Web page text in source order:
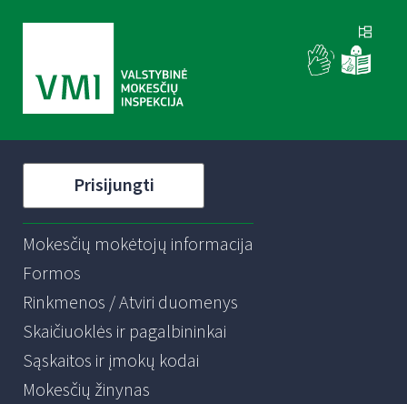
Prisijungti
Mokesčių mokėtojų informacija
Formos
Rinkmenos / Atviri duomenys
Skaičiuoklės ir pagalbininkai
Sąskaitos ir įmokų kodai
Mokesčių žinynas